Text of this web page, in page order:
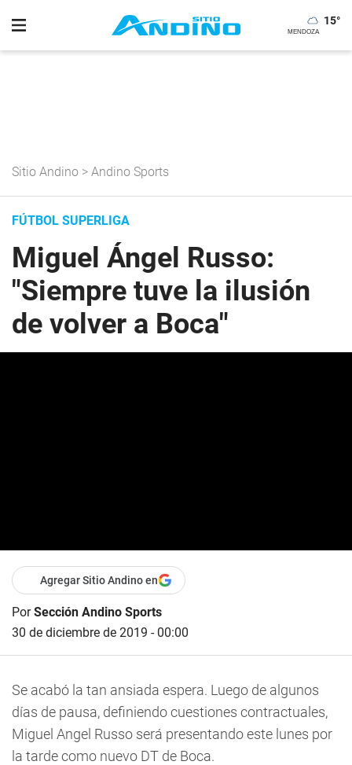
15°
Sitio Andino > Andino Sports
FÚTBOL SUPERLIGA
Miguel Ángel Russo:
"Siempre tuve la ilusión
de volver a Boca"
Agregar Sitio Andino en
PorSección Andino Sports
30 de diciembre de 2019 - 00:00
Se acabó la tan ansiada espera. Luego de algunos
días de pausa, definiendo cuestiones contractuales,
Miguel Angel Russo será presentando este lunes por
la tarde como nuevo DT de Boca.